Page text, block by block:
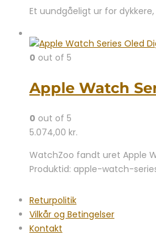
Et uundgåeligt ur for
0 out of 5
Apple Watch
0 out of 5
5.074,00 kr.
WatchZoo fandt uret Apple
Produktid: apple-watch-
Returpolitik
Vilkår og Betingelser
Kontakt